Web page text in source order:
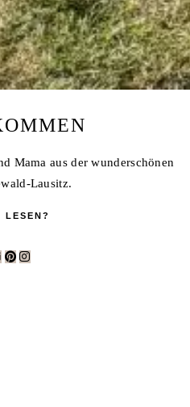
Mama aus der wunderschönen
Lausitz.
LESEN?